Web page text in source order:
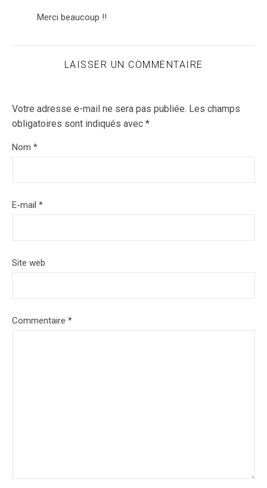
Merci beaucoup !!
LAISSER UN COMMENTAIRE
Votre adresse e-mail ne sera pas publiée. Les champs
obligatoires sont indiqués avec *
Nom *
E-mail *
Site web
Commentaire *